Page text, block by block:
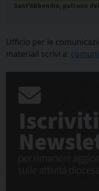
Sant'Abbondio, patrono
Ufficio per le
materiali scrivi a: